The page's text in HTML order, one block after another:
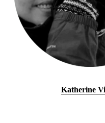
Katherine